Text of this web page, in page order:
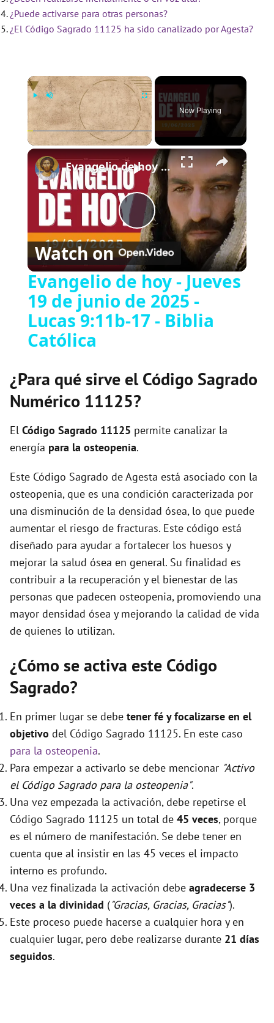
¿Puede activarse para otras personas?
¿El Código Sagrado 11125 ha sido canalizado por Agesta?
×
Fullscreen
Now Playing
×
P
l
a
V
i
d
e
o
Evangelio de hoy - Jueves 19 de junio de 2025 - Lucas 9:11b-17 - Biblia Católica
Watch on
Evangelio de hoy - Jueves
19 de junio de 2025 -
Lucas 9:11b-17 - Biblia
Católica
¿Para qué sirve el Código Sagrado
Numérico 11125?
El Código Sagrado 11125 permite canalizar la
energía para la osteopenia.
Este Código Sagrado de Agesta está asociado con la
osteopenia, que es una condición caracterizada por
una disminución de la densidad ósea, lo que puede
aumentar el riesgo de fracturas. Este código está
diseñado para ayudar a fortalecer los huesos y
mejorar la salud ósea en general. Su finalidad es
contribuir a la recuperación y el bienestar de las
personas que padecen osteopenia, promoviendo una
mayor densidad ósea y mejorando la calidad de vida
de quienes lo utilizan.
¿Cómo se activa este Código
Sagrado?
En primer lugar se debe tener fé y focalizarse en el
objetivo del Código Sagrado 11125. En este caso
para la osteopenia.
Para empezar a activarlo se debe mencionar "Activo
el Código Sagrado para la osteopenia".
Una vez empezada la activación, debe repetirse el
Código Sagrado 11125 un total de 45 veces, porque
es el número de manifestación. Se debe tener en
cuenta que al insistir en las 45 veces el impacto
interno es profundo.
Una vez finalizada la activación debe agradecerse 3
veces a la divinidad ("Gracias, Gracias, Gracias").
Este proceso puede hacerse a cualquier hora y en
cualquier lugar, pero debe realizarse durante 21 días
seguidos.